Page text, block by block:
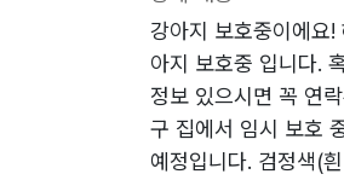
강아지 보호중이에요
아지 보호중 입니다.
정보 있으시면 꼭 연
구 집에서 임시 보호
예정입니다. 검정색(